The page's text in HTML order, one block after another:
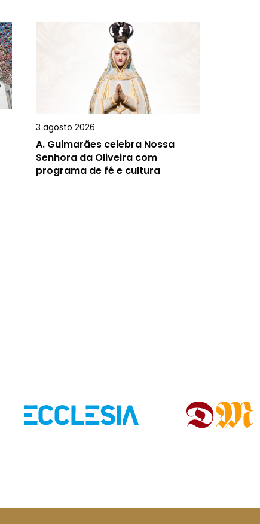
3 agosto 2026
A. Guimarães celebra Nossa
Senhora da Oliveira com
programa de fé e cultura